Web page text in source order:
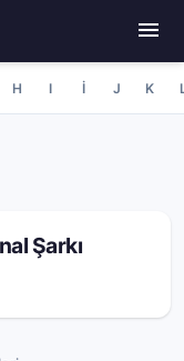
H I İ J K
Şarkı